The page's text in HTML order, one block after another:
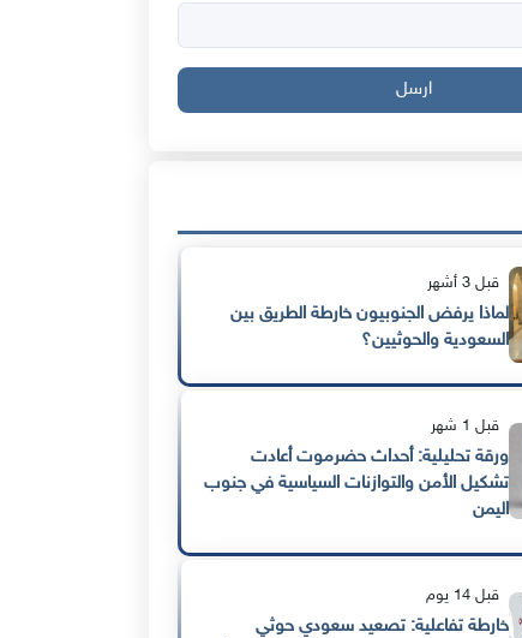
ارسل
قبل 3 أشهر
لماذا يرفض الجنوبيون خارطة الطريق بين
السعودية والحوثيين؟
قبل 1 شهر
ورقة تحليلية: أحداث حضرموت أعادت
تشكيل الأمن والتوازنات السياسية في جنوب
اليمن
قبل 14 يوم
خارطة تفاعلية: تصعيد سعودي حوثي